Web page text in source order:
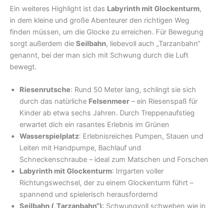
Ein weiteres Highlight ist das Labyrinth mit Glockenturm,
in dem kleine und große Abenteurer den richtigen Weg
finden müssen, um die Glocke zu erreichen. Für Bewegung
sorgt außerdem die Seilbahn, liebevoll auch „Tarzanbahn“
genannt, bei der man sich mit Schwung durch die Luft
bewegt.
Riesenrutsche: Rund 50 Meter lang, schlingt sie sich
durch das natürliche Felsenmeer – ein Riesenspaß für
Kinder ab etwa sechs Jahren. Durch Treppenaufstieg
erwartet dich ein rasantes Erlebnis im Grünen
Wasserspielplatz: Erlebnisreiches Pumpen, Stauen und
Leiten mit Handpumpe, Bachlauf und
Schneckenschraube – ideal zum Matschen und Forschen
Labyrinth mit Glockenturm: Irrgarten voller
Richtungswechsel, der zu einem Glockenturm führt –
spannend und spielerisch herausfordernd
Seilbahn („Tarzanbahn“): Schwungvoll schweben wie in